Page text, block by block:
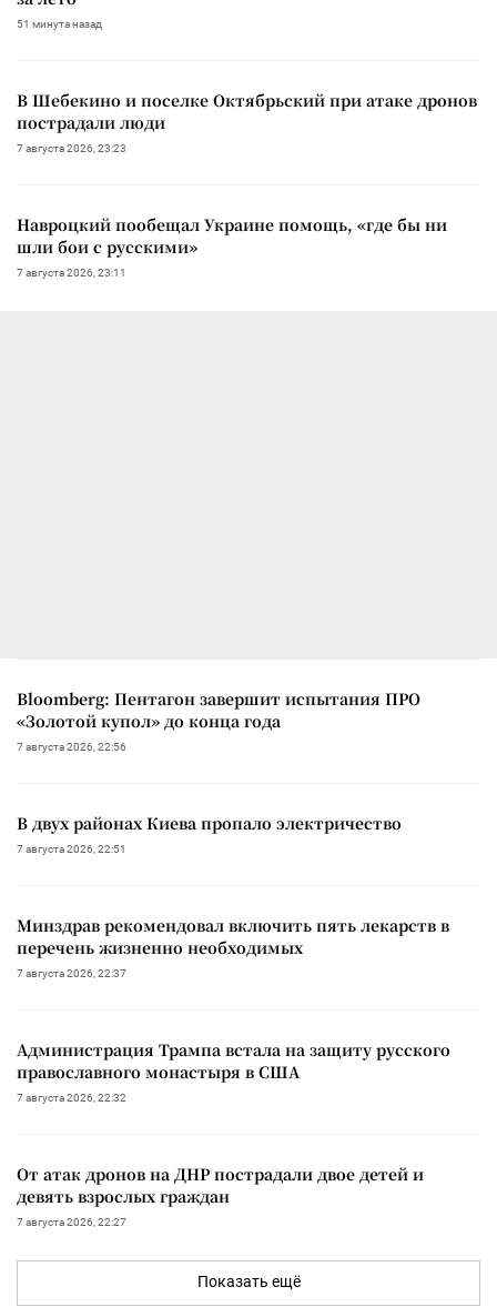
51 минута назад
В Шебекино и поселке Октябрьский при атаке дронов
пострадали люди
7 августа 2026, 23:23
Навроцкий пообещал Украине помощь, «где бы ни
шли бои с русскими»
7 августа 2026, 23:11
Bloomberg: Пентагон завершит испытания ПРО
«Золотой купол» до конца года
7 августа 2026, 22:56
В двух районах Киева пропало электричество
7 августа 2026, 22:51
Минздрав рекомендовал включить пять лекарств в
перечень жизненно необходимых
7 августа 2026, 22:37
Администрация Трампа встала на защиту русского
православного монастыря в США
7 августа 2026, 22:32
От атак дронов на ДНР пострадали двое детей и
девять взрослых граждан
7 августа 2026, 22:27
Показать ещё